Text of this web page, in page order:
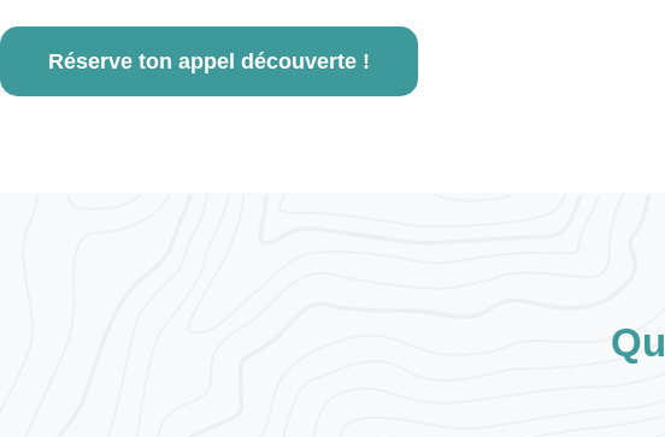
Réserve ton appel découverte !